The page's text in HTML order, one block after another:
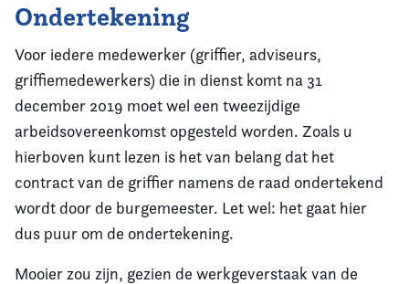
Ondertekening
Voor iedere medewerker (griffier, adviseurs,
griffiemedewerkers) die in dienst komt na 31
december 2019 moet wel een tweezijdige
arbeidsovereenkomst opgesteld worden. Zoals u
hierboven kunt lezen is het van belang dat het
contract van de griffier namens de raad ondertekend
wordt door de burgemeester. Let wel: het gaat hier
dus puur om de ondertekening.
Mooier zou zijn, gezien de werkgeverstaak van de